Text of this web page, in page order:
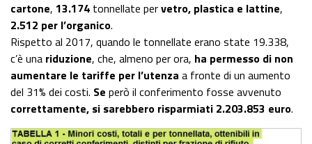
cartone, 13.174 tonnellate pervetro, plastica e lattine,
2.512 per l’organico.
Rispetto al 2017, quando le tonnellate erano state 19.338,
c’è una riduzione, che, almeno per ora, ha permesso di non
aumentare le tariffe per l’utenza a fronte di un aumento
del 31% dei costi. Se però il conferimento fosse avvenuto
correttamente, si sarebbero risparmiati 2.203.853 euro.